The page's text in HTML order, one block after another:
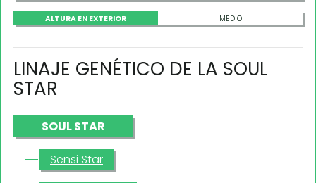
ALTURA EN EXTERIOR MEDIO
LINAJE GENÉTICO DE LA SOUL
STAR
SOUL STAR
Sensi Star